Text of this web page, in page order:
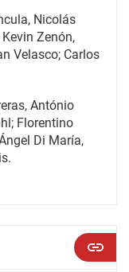
Nicolás
Zenón,
Velasco; Carlos
António
Florentino
Di María,